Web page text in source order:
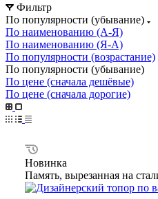
Фильтр
По популярности (убывание)
По наименованию (А-Я)
По наименованию (Я-А)
По популярности (возрастание)
По популярности (убывание)
По цене (сначала дешёвые)
По цене (сначала дорогие)
Новинка
Память, вырезанная на